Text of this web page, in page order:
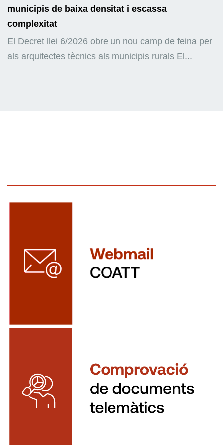
municipis de baixa densitat i escassa
complexitat
El Decret llei 6/2026 obre un nou camp de feina per
als arquitectes tècnics als municipis rurals El...